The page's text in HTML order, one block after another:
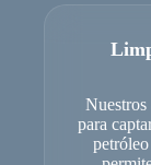
Nuestros
para